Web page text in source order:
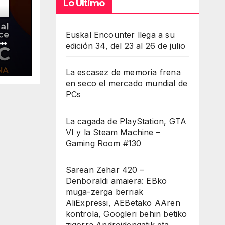
Lo Último
Euskal Encounter llega a su
edición 34, del 23 al 26 de julio
La escasez de memoria frena
en seco el mercado mundial de
PCs
La cagada de PlayStation, GTA
VI y la Steam Machine –
Gaming Room #130
Sarean Zehar 420 –
Denboraldi amaiera: EBko
muga-zerga berriak
AliExpressi, AEBetako AAren
kontrola, Googleri behin betiko